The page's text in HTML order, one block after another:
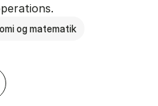
og matematik
in In­ter­na­tion­al Ship­ping